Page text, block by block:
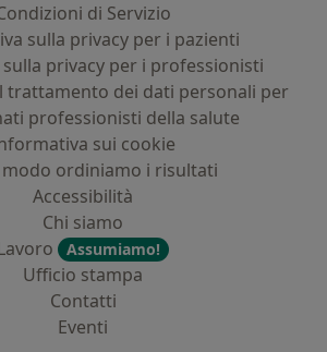
di Servizio
sulla privacy per i pazienti
privacy per i professionisti
trattamento dei dati personali per
professionisti della salute
sui cookie
ordiniamo i risultati
Accessibilità
Chi siamo
Assumiamo!
Ufficio stampa
Contatti
Eventi